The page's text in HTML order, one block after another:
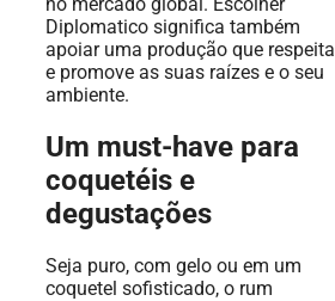
no mercado global. Escolher
Diplomatico significa também
apoiar uma produção que respeita
e promove as suas raízes e o seu
ambiente.
Um must-have para
coquetéis e
degustações
Seja puro, com gelo ou em um
coquetel sofisticado, o rum